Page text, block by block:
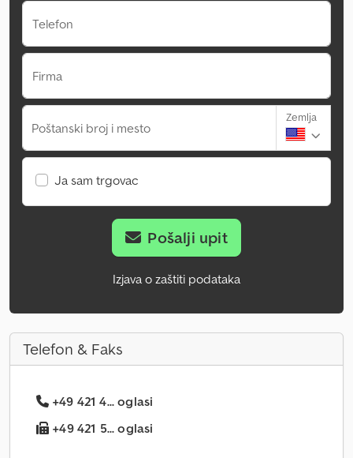
Telefon
Firma
Poštanski broj i mesto
Zemlja
Ja sam trgovac
Pošalji upit
Izjava o zaštiti podataka
Telefon & Faks
+49 421 4... oglasi
+49 421 5... oglasi